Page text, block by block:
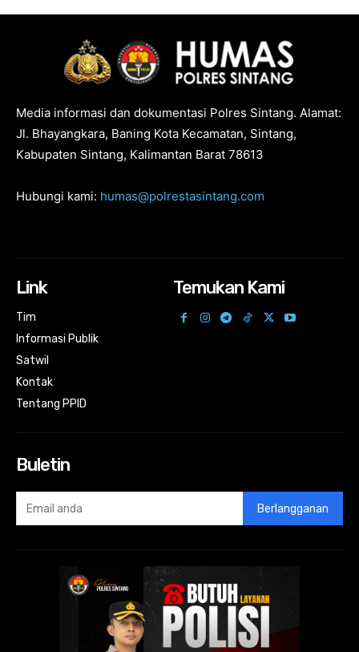
Media informasi dan dokumentasi Polres Sintang. Alamat:
Jl. Bhayangkara, Baning Kota Kecamatan, Sintang,
Kabupaten Sintang, Kalimantan Barat 78613
Hubungi kami: humas@polrestasintang.com
Link
Tim
Informasi Publik
Satwil
Kontak
Tentang PPID
Temukan Kami
Buletin
Berlangganan